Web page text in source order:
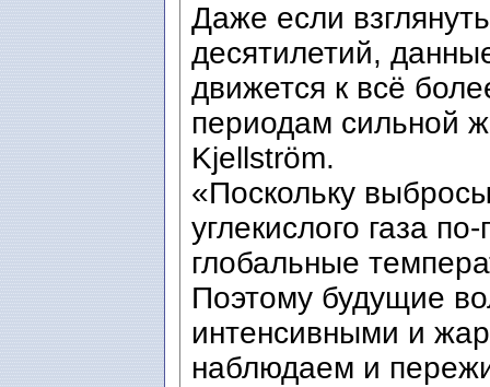
Даже если
десятилетий,
движется к всё
периодам сильной
Kjellström.
«Поскольку
углекислого газа
глобальные
Поэтому будущие
интенсивными и
наблюдаем и